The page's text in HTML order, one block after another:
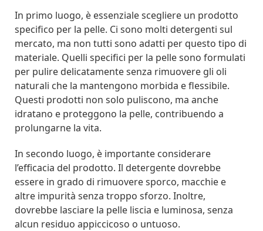
In primo luogo, è essenziale scegliere un prodotto
specifico per la pelle. Ci sono molti detergenti sul
mercato, ma non tutti sono adatti per questo tipo di
materiale. Quelli specifici per la pelle sono formulati
per pulire delicatamente senza rimuovere gli oli
naturali che la mantengono morbida e flessibile.
Questi prodotti non solo puliscono, ma anche
idratano e proteggono la pelle, contribuendo a
prolungarne la vita.
In secondo luogo, è importante considerare
l’efficacia del prodotto. Il detergente dovrebbe
essere in grado di rimuovere sporco, macchie e
altre impurità senza troppo sforzo. Inoltre,
dovrebbe lasciare la pelle liscia e luminosa, senza
alcun residuo appiccicoso o untuoso.